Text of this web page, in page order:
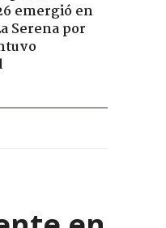
emergió en
Serena por